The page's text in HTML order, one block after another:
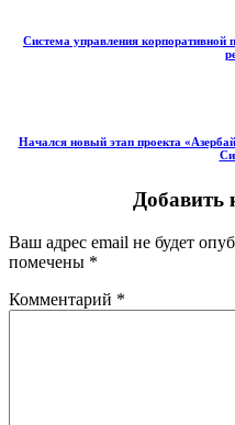
Система управления корпоративной
Начался новый этап проекта
Добавить
Ваш адрес email не будет
помечены *
Комментарий *